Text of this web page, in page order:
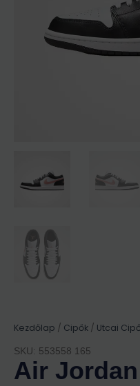
Kezdőlap / Cipők / Utcai
SKU: 553558 165
Air